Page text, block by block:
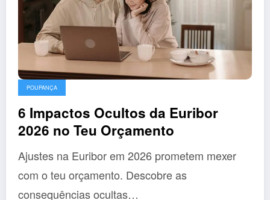
POUPANÇA
6 Impactos Ocultos da Euribor
2026 no Teu Orçamento
Ajustes na Euribor em 2026 prometem mexer
com o teu orçamento. Descobre as
consequências ocultas…